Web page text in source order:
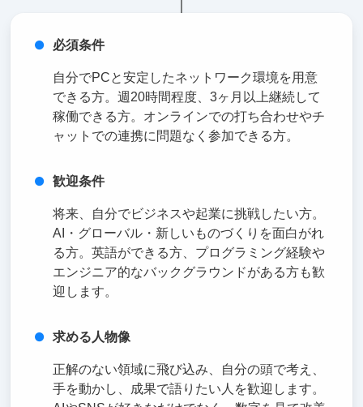
必須条件
自分でPCと安定したネットワーク環境を用意
できる方。週20時間程度、3ヶ月以上継続して
稼働できる方。オンラインでの打ち合わせやチ
ャットでの連携に問題なく参加できる方。
歓迎条件
将来、自分でビジネスや起業に挑戦したい方。
AI・グローバル・新しいものづくりを面白がれ
る方。英語ができる方、プログラミング経験や
エンジニア的なバックグラウンドがある方も歓
迎します。
求める人物像
正解のない領域に飛び込み、自分の頭で考え、
手を動かし、成果で語りたい人を歓迎します。